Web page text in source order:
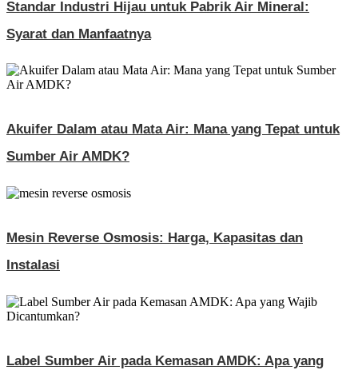
Standar Industri Hijau untuk Pabrik Air Mineral:
Syarat dan Manfaatnya
Akuifer Dalam atau Mata Air: Mana yang Tepat untuk
Sumber Air AMDK?
Mesin Reverse Osmosis: Harga, Kapasitas dan
Instalasi
Label Sumber Air pada Kemasan AMDK: Apa yang